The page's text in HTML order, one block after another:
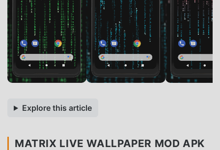
Explore this article
MATRIX LIVE WALLPAPER MOD APK